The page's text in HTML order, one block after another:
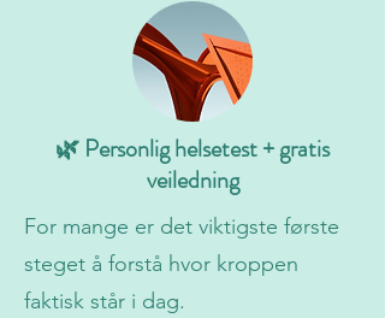
🌿 Personlig helsetest + gratis
veiledning
For mange er det viktigste første
steget å forstå hvor kroppen
faktisk står i dag.